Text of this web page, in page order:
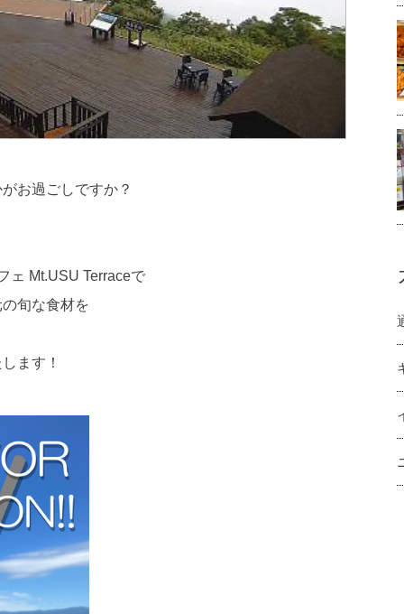
お過ごしですか？
ェ Mt.USU Terraceで
旬な食材を
ます！